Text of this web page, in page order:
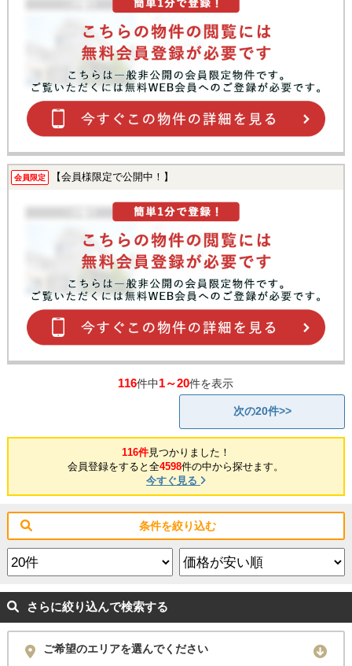
会員限定 【会員様限定で公開中！】
116件中1～20件を表示
次の20件>>
116件見つかりました！
会員登録をすると全4598件の中から探せます。
今すぐ見る
条件を絞り込む
さらに絞り込んで検索する
ご希望のエリアを選んでください